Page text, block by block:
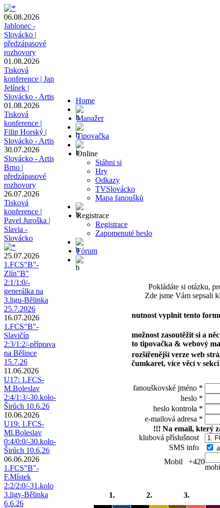
06.08.2026
Jablonec -
Slovácko |
předzápasové
rozhovory
01.08.2026
Tisková
konference | Jan
Jelínek |
Slovácko - Artis
01.08.2026
Tisková
konference |
Filip Horský |
Slovácko - Artis
30.07.2026
Slovácko - Artis
Brno |
předzápasové
rozhovory
26.07.2026
Tisková
konference |
Pavel Juroška |
Slavia -
Slovácko
25.07.2026
1.FCS"B"-
Zlín"B"
2:1/1:0/-
generálka na
3.ligu-Bělinka
25.7.2026
16.07.2026
1.FCS"B"-
Slavičín
2:3/1:2/-příprava
na Bělince
15.7.26
11.06.2026
U17: 1.FCS-
M.Boleslav
2:4/1:3/-30.kolo-
Širůch 10.6.26
10.06.2026
U19: 1.FCS-
Ml.Boleslav
0:4/0:0/-30.kolo-
Širůch 10.6.26
06.06.2026
1.FCS"B"-
F.Místek
2:2/2:0/-31.kolo
3.ligy-Bělinka
6.6.26
Home
Manažer
Tipovačka
Online
Stáhni si
Hry
Odkazy
TVSlovácko
Mapa fanoušků
Registrace
Registrace
Zapomenuté heslo
Fórum
Pokládáte si otázku,
Zde jsme Vám sepsali
nutnost vyplnit tento
možnost zasoutěžit si a
to tipovačka & webový
rozšířenější verze web
čumkaret, více věcí v
fanouškovské jméno *
heslo *
heslo kontrola *
e-mailová adresa *
!!! Na email, který
klubová příslušnost
SMS info
Mobil +420
1. 2. 3.